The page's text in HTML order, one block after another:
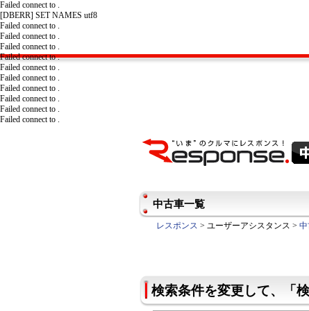
Failed connect to .
[DBERR] SET NAMES utf8
Failed connect to .
Failed connect to .
Failed connect to .
Failed connect to .
Failed connect to .
Failed connect to .
Failed connect to .
Failed connect to .
Failed connect to .
Failed connect to .
中古車一覧
レスポンス > ユーザーアシスタンス > 中
検索条件を変更して、「